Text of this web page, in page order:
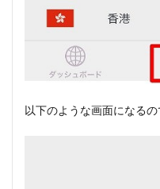
以下のような画面になるの